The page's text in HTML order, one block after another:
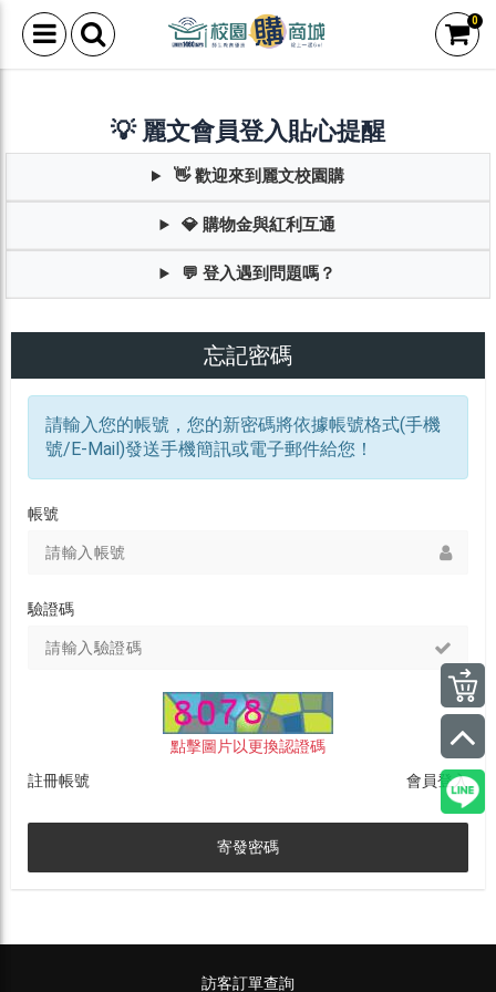
0
💡 麗文會員登入貼心提醒
👋 歡迎來到麗文校園購
💎 購物金與紅利互通
💬 登入遇到問題嗎？
忘記密碼
請輸入您的帳號，您的新密碼將依據帳號格式(手機
號/E-Mail)發送手機簡訊或電子郵件給您！
帳號
驗證碼
點擊圖片以更換認證碼
註冊帳號 會員登入
寄發密碼
訪客訂單查詢